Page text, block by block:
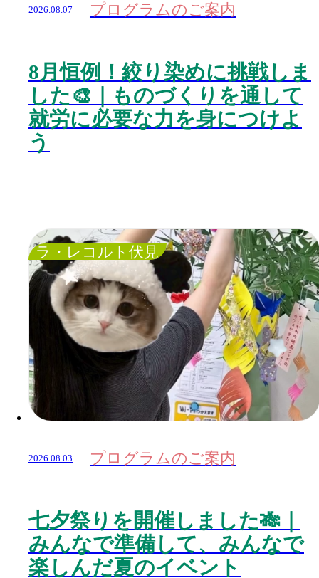
2026.08.07 プログラムのご案内
8月恒例！絞り染めに挑戦しま
した🎨｜ものづくりを通して
就労に必要な力を身につけよ
う
ラ・レコルト伏見
2026.08.03 プログラムのご案内
七夕祭りを開催しました🎋｜
みんなで準備して、みんなで
楽しんだ夏のイベント